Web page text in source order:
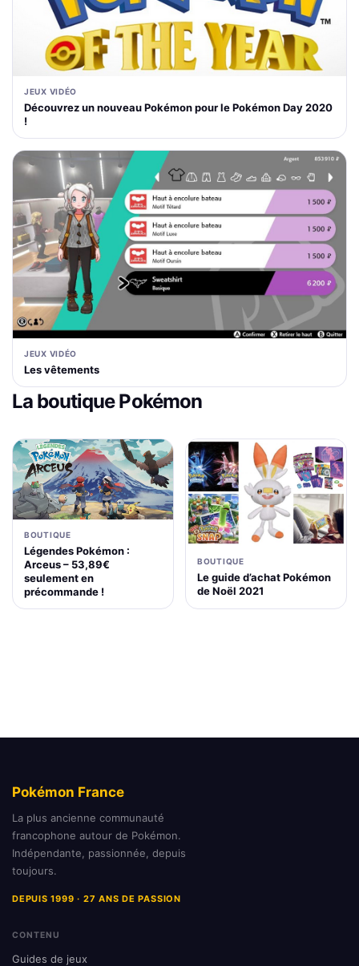
JEUX VIDÉO
Découvrez un nouveau Pokémon pour le Pokémon Day 2020
!
JEUX VIDÉO
Les vêtements
La boutique Pokémon
BOUTIQUE
Légendes Pokémon :
Arceus – 53,89€
seulement en
précommande !
BOUTIQUE
Le guide d’achat Pokémon
de Noël 2021
Pokémon France
La plus ancienne communauté
francophone autour de Pokémon.
Indépendante, passionnée, depuis
toujours.
DEPUIS 1999 · 27 ANS DE PASSION
CONTENU
Guides de jeux